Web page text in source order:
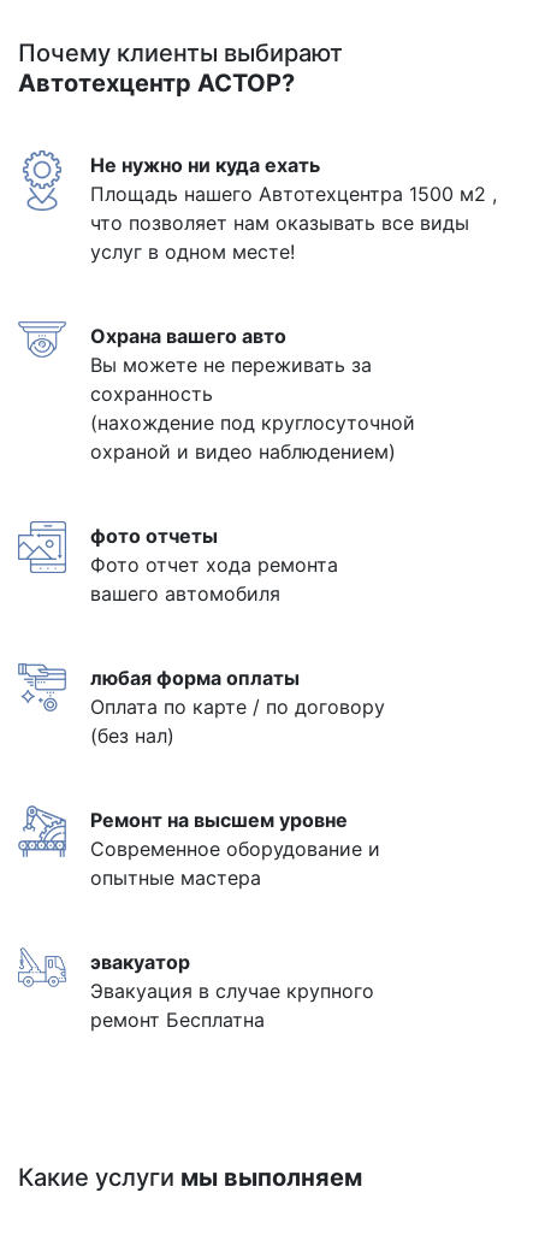
Почему клиенты выбирают
Автотехцентр АСТОР?
Не нужно ни куда ехать
Площадь нашего Автотехцентра 1500 м2 ,
что позволяет нам оказывать все виды
услуг в одном месте!
Охрана вашего авто
Вы можете не переживать за
сохранность
(нахождение под круглосуточной
охраной и видео наблюдением)
фото отчеты
Фото отчет хода ремонта
вашего автомобиля
любая форма оплаты
Оплата по карте / по договору
(без нал)
Ремонт на высшем уровне
Современное оборудование и
опытные мастера
эвакуатор
Эвакуация в случае крупного
ремонт Бесплатна
Какие услуги мы выполняем